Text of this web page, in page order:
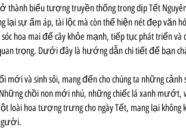
thành biểu tượng truyền thống trong dịp Tết
lại sự ấm áp, tài lộc mà còn thể hiện nét đẹp văn
hoa mai để cây khỏe mạnh, tiếp tục phát triển và
trọng. Dưới đây là hướng dẫn chi tiết để bạn
mới và sinh sôi, mang đến cho chúng ta những
Những chồi non mới nhú, những chiếc lá xanh
loài hoa tượng trưng cho ngày Tết, mang lại